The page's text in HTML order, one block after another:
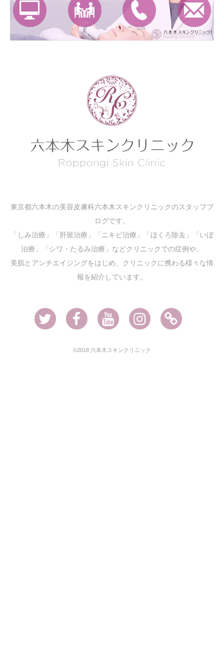
東京都六本木の美容皮膚科六本木スキンクリニックのスタッフブ
ログです。
「しみ治療」「肝斑治療」「ニキビ治療」「ほくろ除去」「いぼ
治療」「シワ・たるみ治療」などクリニックでの症例や、
美肌とアンチエイジングをはじめ、クリニックに携わる様々な情
報を紹介しています。
Twitter FacebookYoutube InstagramAmeblo
©2018 六本木スキンクリニック